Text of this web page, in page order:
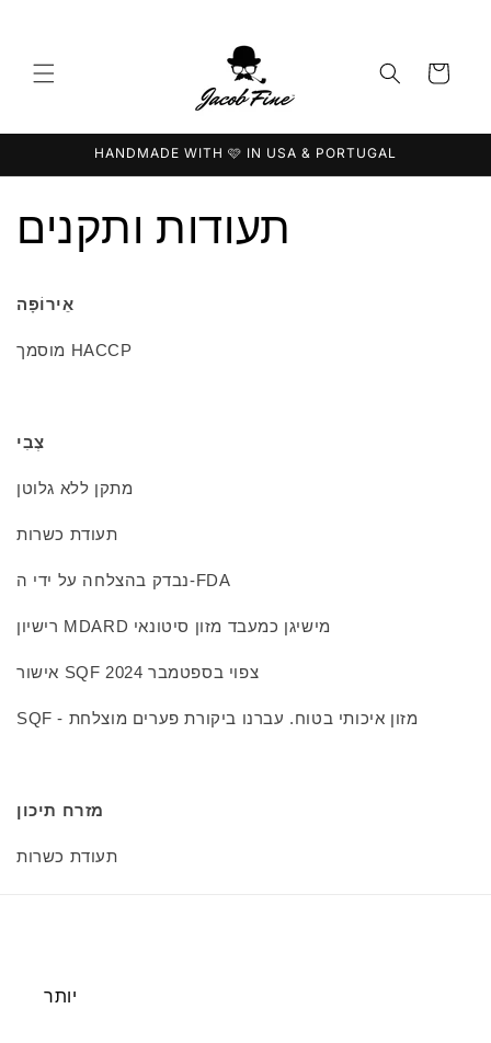
עֲגָלָה
HANDMADE WITH 🩷 IN USA & PORTUGAL
תעודות ותקנים
אֵירוֹפָּה
מוסמך HACCP
צְבִי
מתקן ללא גלוטן
תעודת כשרות
נבדק בהצלחה על ידי ה-FDA
רישיון MDARD מישיגן כמעבד מזון סיטונאי
אישור SQF צפוי בספטמבר 2024
SQF - מזון איכותי בטוח. עברנו ביקורת פערים מוצלחת
מזרח תיכון
תעודת כשרות
יותר